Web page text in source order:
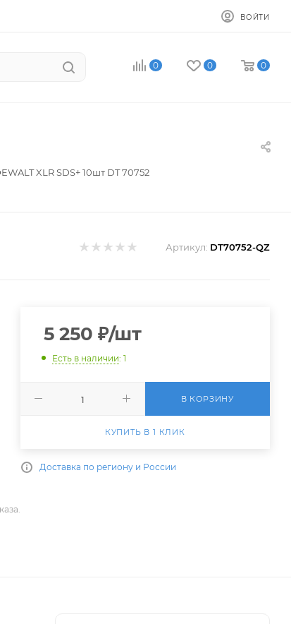
ВОЙТИ
0 0 0
XLR SDS+ 10шт DT 70752
Артикул: DT70752-QZ
5 250 ₽/шт
Есть в наличии: 1
В КОРЗИНУ
КУПИТЬ В 1 КЛИК
Доставка по региону и России